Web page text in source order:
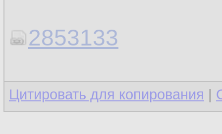
2853133
Цитировать для копирования |